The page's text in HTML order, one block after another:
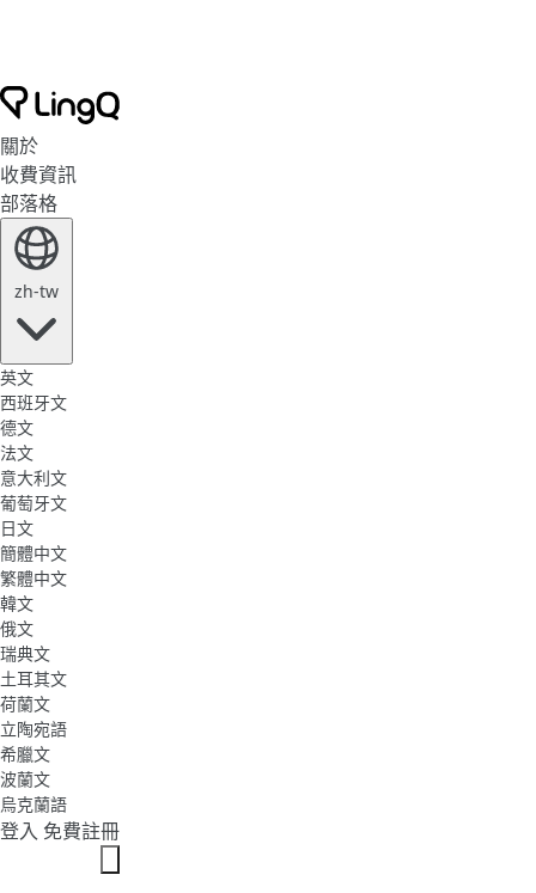
關於
收費資訊
部落格
zh-tw
英文
西班牙文
德文
法文
意大利文
葡萄牙文
日文
簡體中文
繁體中文
韓文
俄文
瑞典文
土耳其文
荷蘭文
立陶宛語
希臘文
波蘭文
烏克蘭語
登入 免費註冊